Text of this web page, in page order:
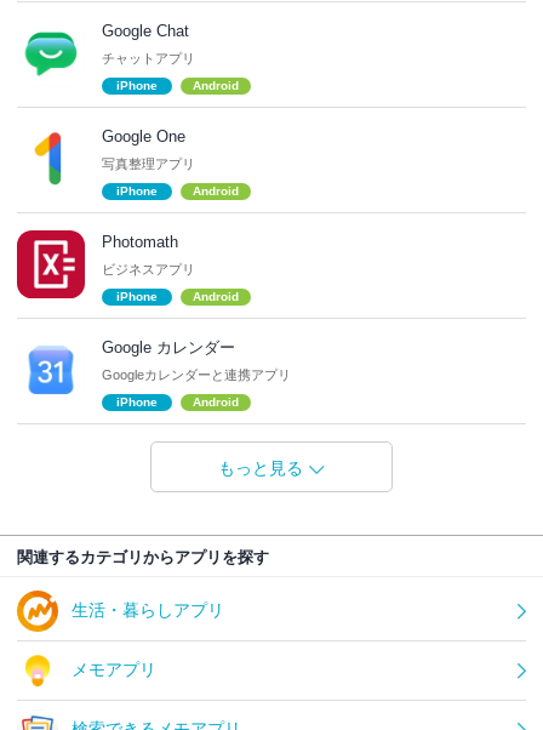
Google Chat
チャットアプリ
iPhone Android
Google One
写真整理アプリ
iPhone Android
Photomath
ビジネスアプリ
iPhone Android
Google カレンダー
Googleカレンダーと連携アプリ
iPhone Android
もっと見る
関連するカテゴリからアプリを探す
生活・暮らしアプリ
メモアプリ